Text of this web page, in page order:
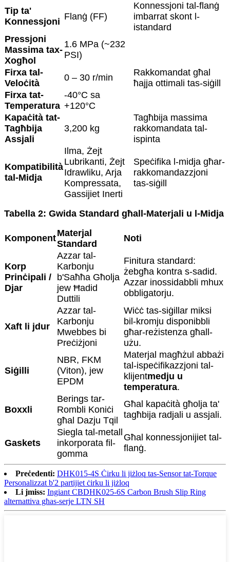
Tip ta'
Konnessjoni Flanġ (FF)
Konnessjoni tal-flanġ
imbarrat skont l-
istandard
Pressjoni
Massima tax-
Xogħol
1.6 MPa (~232
PSI)
Firxa tal-
Veloċità
0 – 30 r/min
Rakkomandat għal
ħajja ottimali tas-siġill
Firxa tat-
Temperatura
-40°C sa
+120°C
Kapaċità tat-
Tagħbija
Assjali
3,200 kg
Tagħbija massima
rakkomandata tal-
ispinta
Kompatibilità
tal-Midja
Ilma, Żejt
Lubrikanti, Żejt
Idrawliku, Arja
Kompressata,
Gassijiet Inerti
Speċifika l-midja għar-
rakkomandazzjoni
tas-siġill
Tabella 2: Gwida Standard għall-Materjali u l-Midja
KomponentMaterjal
Standard
Noti
Korp
Prinċipali /
Djar
Azzar tal-
Karbonju
b'Saħħa Għolja
jew Ħadid
Duttili
Finitura standard:
żebgħa kontra s-sadid.
Azzar inossidabbli mhux
obbligatorju.
Xaft li jdur
Azzar tal-
Karbonju
Mwebbes bi
Preċiżjoni
Wiċċ tas-siġillar miksi
bil-kromju disponibbli
għar-reżistenza għall-
użu.
Siġilli
NBR, FKM
(Viton), jew
EPDM
Materjal magħżul abbażi
tal-ispeċifikazzjoni tal-
klijentmedju u
temperatura.
Boxxli
Berings tar-
Rombli Koniċi
għal Dazju Tqil
Għal kapaċità għolja ta'
tagħbija radjali u assjali.
Gaskets
Siegla tal-metall
inkorporata fil-
gomma
Għal konnessjonijiet tal-
flanġ.
Preċedenti: DHK015-4S Ċirku li jiżloq tas-Sensor tat-Torque
Personalizzat b'2 partijiet ċirku li jiżloq
Li jmiss: Ingiant CBDHK025-6S Carbon Brush Slip Ring
alternattiva għas-serje LTN SH